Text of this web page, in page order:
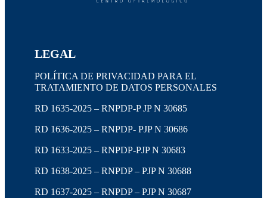
LEGAL
POLÍTICA DE PRIVACIDAD PARA EL
TRATAMIENTO DE DATOS PERSONALES
RD 1635-2025 – RNPDP-P JP N 30685
RD 1636-2025 – RNPDP- PJP N 30686
RD 1633-2025 – RNPDP-PJP N 30683
RD 1638-2025 – RNPDP – PJP N 30688
RD 1637-2025 – RNPDP – PJP N 30687